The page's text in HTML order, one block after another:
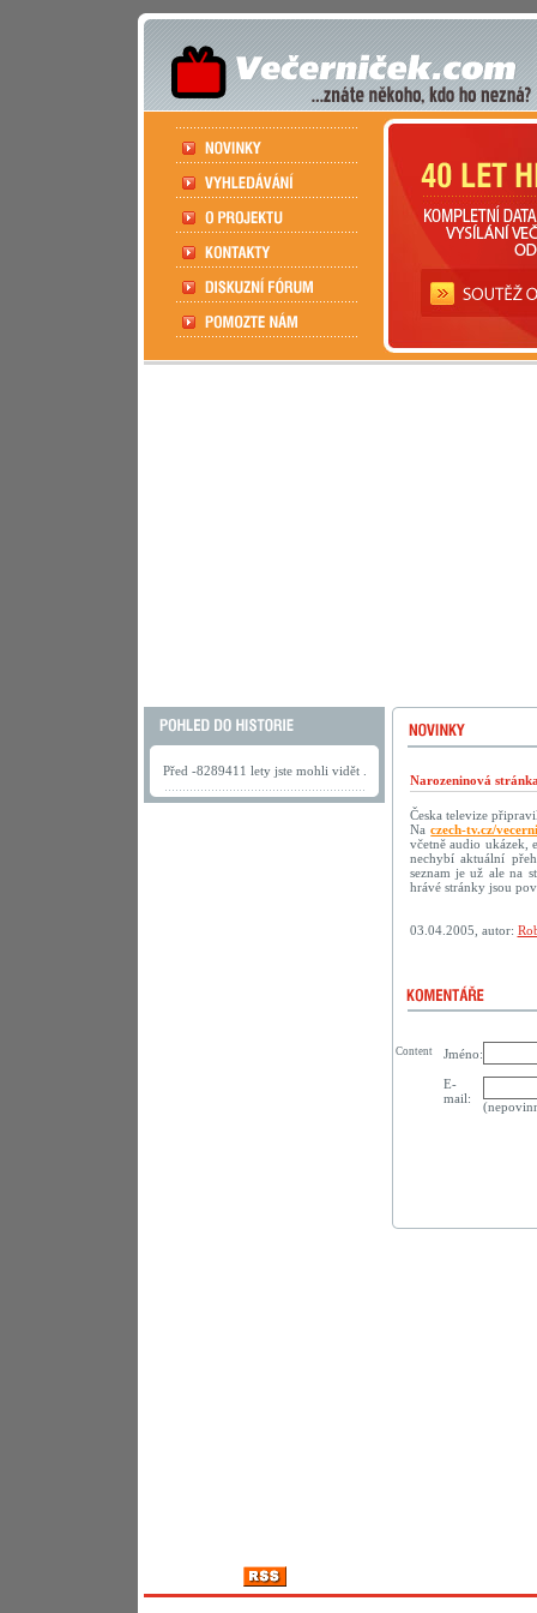
Před -8289411 lety jste mohli vidět .
Narozeninová
Česka televize
Naczech-tv.cz/
včetně audio ukázek,
nechybí aktuální
seznam je už ale na
hrávé stránky jsou
03.04.2005, autor:
Jméno:
E-
mail:
Content